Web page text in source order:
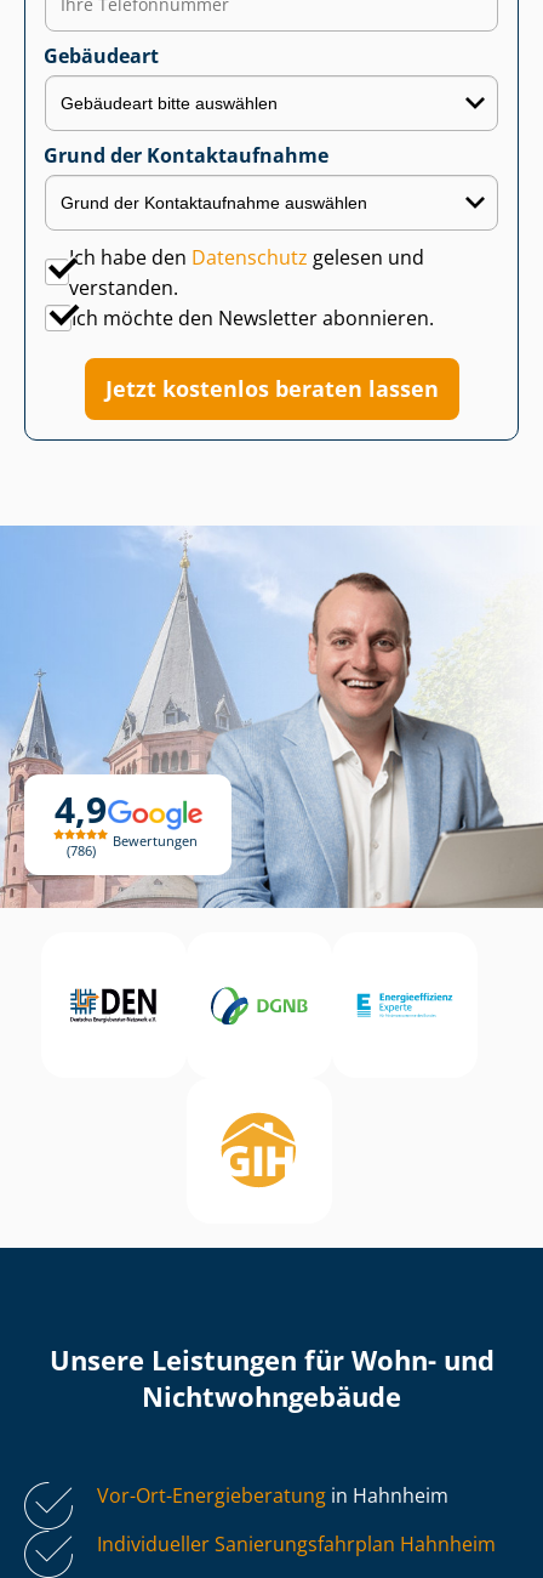
4,9
786
Bewertungen
Gebäudeart
Grund der Kontaktaufnahme
Ich habe den Datenschutz gelesen und
verstanden.
Ich möchte den Newsletter abonnieren.
Jetzt kostenlos beraten lassen
Unsere Leistungen für Wohn- und
Nicht­wohn­ge­bäu­de
Vor-Ort-Energieberatung in Hahnheim
Individueller Sa­nie­rungs­fahr­plan Hahnheim